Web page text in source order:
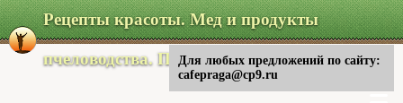
Рецепты красоты. Мед и продукты
пчеловодства. ПитаниеДля любых предложений по сайту:
cafepraga@cp9.ru